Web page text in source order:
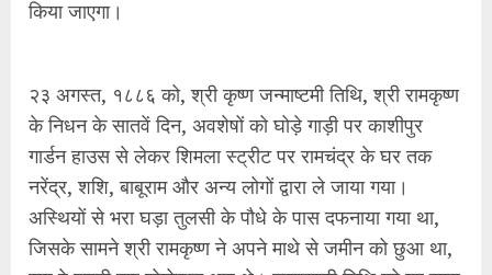
किया जाएगा।
२३ अगस्त, १८८६ को, श्री कृष्ण जन्माष्टमी तिथि, श्री रामकृष्ण
के निधन के सातवें दिन, अवशेषों को घोड़े गाड़ी पर काशीपुर
गार्डन हाउस से लेकर शिमला स्ट्रीट पर रामचंद्र के घर तक
नरेंद्र, शशि, बाबूराम और अन्य लोगों द्वारा ले जाया गया।
अस्थियों से भरा घड़ा तुलसी के पौधे के पास दफनाया गया था,
जिसके सामने श्री रामकृष्ण ने अपने माथे से जमीन को छुआ था,